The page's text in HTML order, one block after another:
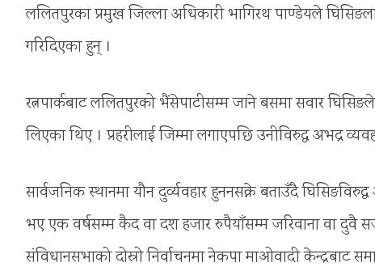
ललितपुरका प्रमुख जिल्ला अधिकारी भागिरथ पाण्डेयले
गरिदिएका हुन् ।
रत्नपार्कबाट ललितपुरको भैंसेपाटीसम्म जाने बसमा सवार
लिएका थिए । प्रहरीलाई जिम्मा लगाएपछि उनीविरुद्ध अभद्र
सार्वजनिक स्थानमा यौन दुर्व्यवहार हुननसक्ने बताउँदै
भए एक वर्षसम्म कैद वा दश हजार रुपैयाँसम्म जरिवाना वा दुवै
संविधानसभाको दोस्रो निर्वाचनमा नेकपा माओवादी केन्द्रबाट